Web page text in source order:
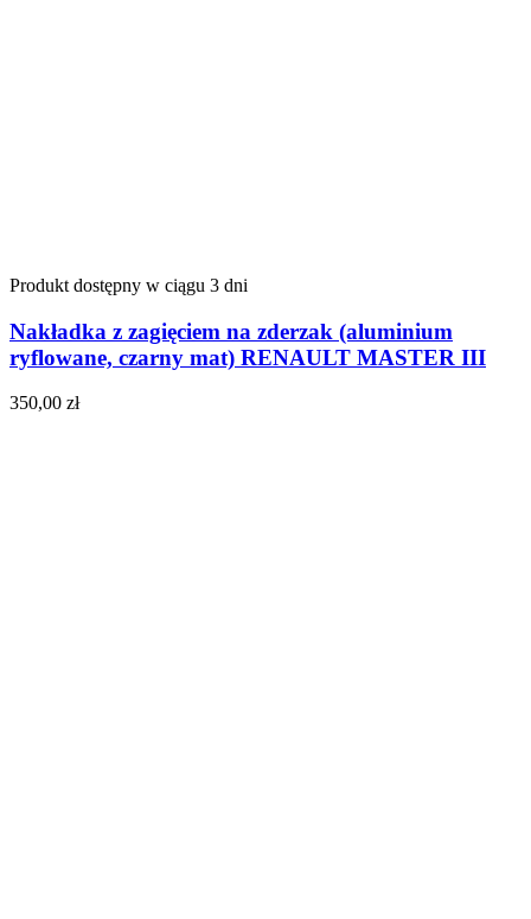
Produkt dostępny w ciągu 3 dni
Nakładka z zagięciem na zderzak (aluminium
ryflowane, czarny mat) RENAULT MASTER III
350,00 zł